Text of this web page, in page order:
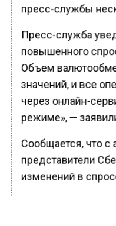
пресс-службы
Пресс-служба
повышенного
Объем
значений, и все
через онлайн-
режиме», —
Сообщается, что
представители
изменений в